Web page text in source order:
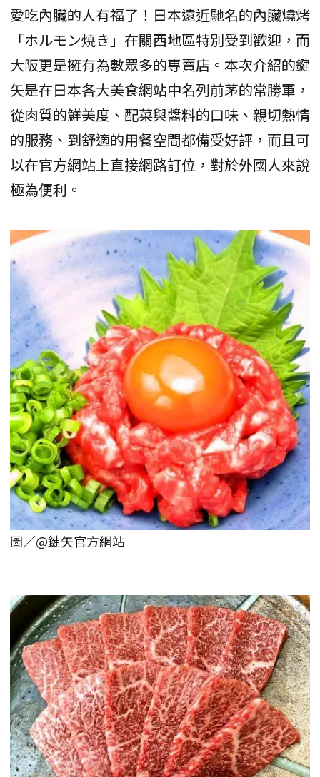
愛吃內臟的人有福了！日本遠近馳名的內臟燒烤
「ホルモン焼き」在關西地區特別受到歡迎，而
大阪更是擁有為數眾多的專賣店。本次介紹的鍵
矢是在日本各大美食網站中名列前茅的常勝軍，
從肉質的鮮美度、配菜與醬料的口味、親切熱情
的服務、到舒適的用餐空間都備受好評，而且可
以在官方網站上直接網路訂位，對於外國人來說
極為便利。
圖／@鍵矢官方網站